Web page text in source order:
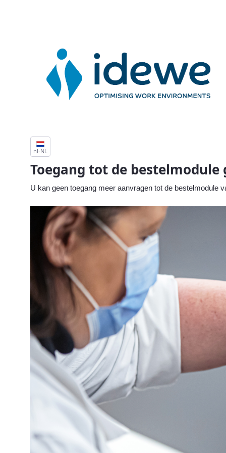
nl-NL
Toegang tot de bestelmodule
U kan geen toegang meer aanvragen tot de bestelmodule